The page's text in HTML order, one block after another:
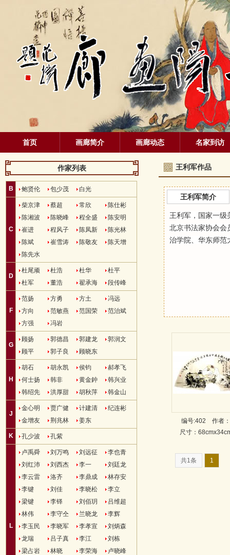
首页 画廊简介 画廊动态 名家到访
作家列表
B 鲍贤伦 包少茂 白光
C
柴京津 蔡超 常欣
陈仕彬
陈湘波
陈晓峰 程全盛
陈安明
崔进
程风子 陈凤新
陈光林
陈斌
崔雪涛 陈敬友
陈天增
陈先水
D
杜尾顽 杜浩 杜华
杜平
杜军
董浩 翟承海 段传峰
F
范扬 方勇 方土
冯远
方向
范敏燕 范国荣
范治斌
方强
冯岩
G
顾扬 郭德昌 郭建龙
郭润文
顾平
郭子良 顾晓东
H
胡石 胡永凯 侯钧
郝孝飞
何士扬
韩非 黄金鈡
韩兴业
韩绍先
洪厚甜 胡秋萍 韩金山
J
金心明 贾广健 计建清
纪连彬
金增友
荆兆林 姜东
K 孔少波 孔紫
L
卢禹舜 刘万鸣 刘远征
李也青
刘红沛
刘西杰 李一
刘廷龙
李云雷
洛齐 李鼎成
林存安
李键
刘佳 李晓松
李立
梁键
李铎 刘佰玥
吕维超
林伟
李守仝 兰晓龙
李辉
李玉民
李晓军 李孝宣
刘炳森
龙瑞
吕子真 李江
刘栋
梁占岩
林晓 李荣海
卢晓峰
王利军作品
王利军简介
王利军，国家一级
北京书法家协会会
治学院、华东师范
编号:402 作者
尺寸：
共1条 1